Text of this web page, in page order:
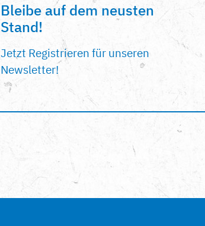
Bleibe auf dem neusten
Stand!
Jetzt Registrieren für unseren
Newsletter!